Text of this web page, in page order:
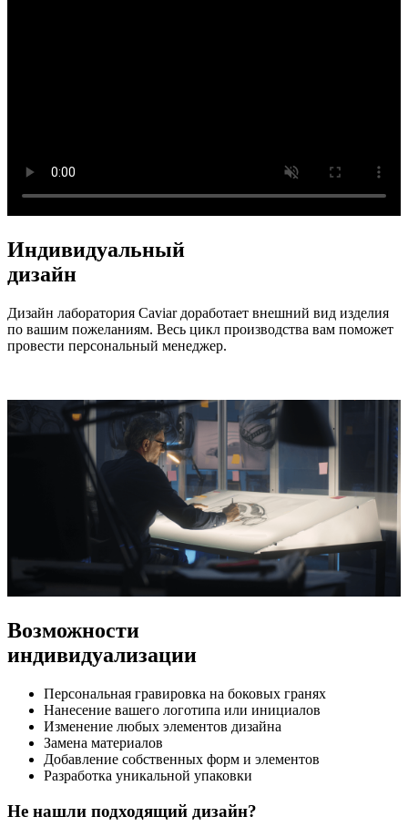
Индивидуальный
дизайн
Дизайн лаборатория Caviar доработает внешний вид изделия
по вашим пожеланиям. Весь цикл производства вам поможет
провести персональный менеджер.
Возможности
индивидуализации
Персональная гравировка на боковых гранях
Нанесение вашего логотипа или инициалов
Изменение любых элементов дизайна
Замена материалов
Добавление собственных форм и элементов
Разработка уникальной упаковки
Не нашли подходящий дизайн?